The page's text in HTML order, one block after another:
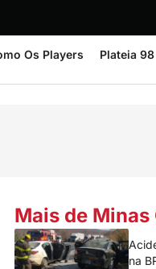
Os Players Plateia 98
Mais de Minas
na